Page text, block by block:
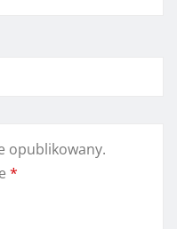
opublikowany.
*